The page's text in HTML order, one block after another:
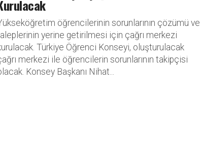
öğrencilerinin sorunlarının çözümü ve
yerine getirilmesi için çağrı merkezi
Türkiye Öğrenci Konseyi, oluşturulacak
merkezi ile öğrencilerin sorunlarının takipçisi
Konsey Başkanı Nihat...